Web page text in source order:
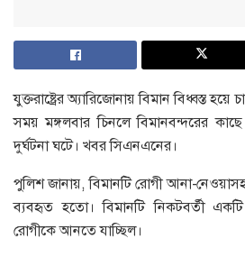
যুক্তরাষ্ট্রের অ্যারিজোনায় বিমান বিধ্বস্ত
সময় মঙ্গলবার চিনলে বিমানবন্দরের
দুর্ঘটনা ঘটে। খবর সিএনএনের।
পুলিশ জানায়, বিমানটি রোগী আনা-
ব্যবহৃত হতো। বিমানটি নিকটবর্তী
রোগীকে আনতে যাচ্ছিল।